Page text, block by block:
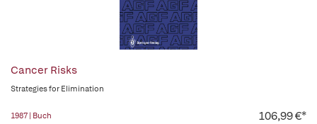
Cancer Risks
Strategies for Elimination
1987 | Buch 106,99 €*